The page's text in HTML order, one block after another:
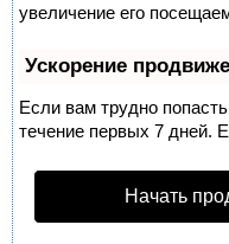
увеличение его
Ускорение
Если вам трудно
течение первых 7 дней.
Начать